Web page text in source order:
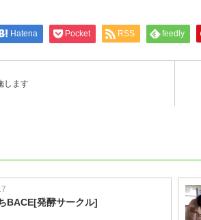
Hatena Pocket RSS feedly
します
BACE[発酵サークル]